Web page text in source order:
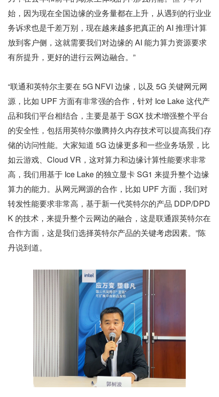
始，因为现在全国边缘的业务量都在上升，从遇到的行业业
务诉求也是千差万别，现在越来越多把真正的 AI 推理计算
放到客户侧，这就需要我们对边缘的 AI 能力算力资源要求
有所提升，更好的进行云网边融合。”
“联通和英特尔主要在 5G NFVI 边缘，以及 5G 关键网元网
源，比如 UPF 方面有非常强的合作，针对 Ice Lake 这代产
品和我们平台相结合，主要是基于 SGX 技术增强整个平台
的安全性，包括用英特尔傲腾持久内存技术可以提高我们存
储的访问性能。大家知道 5G 边缘更多和一些业务场景，比
如云游戏、Cloud VR，这对算力和边缘计算性能要求非常
高，我们用基于 Ice Lake 的独立显卡 SG1 来提升整个边缘
算力的能力。从网元网源的合作，比如 UPF 方面，我们对
转发性能要求非常高，基于新一代英特尔的产品 DDP/DPD
K 的技术，来提升整个云网边的融合，这是联通跟英特尔在
合作方面，这是我们选择英特尔产品的关键考虑因素。”陈
丹说到道。